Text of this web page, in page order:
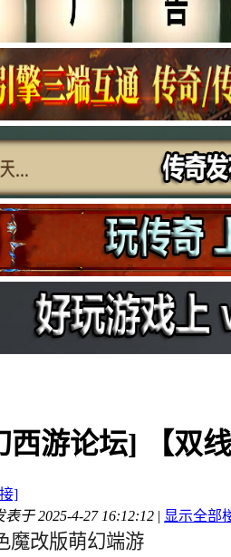
西游论坛] 【双
]
表于 2025-4-27 16:12:12 | 显示全部
魔改版萌幻端游